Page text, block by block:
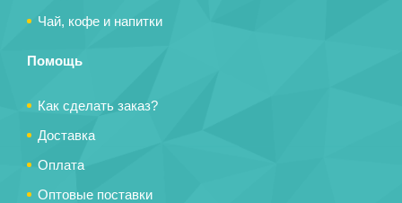
Чай, кофе и напитки
Помощь
Как сделать заказ?
Доставка
Оплата
Оптовые поставки